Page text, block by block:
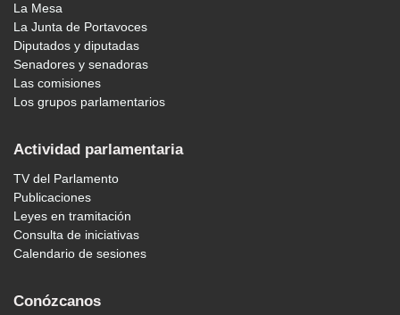
La Mesa
La Junta de Portavoces
Diputados y diputadas
Senadores y senadoras
Las comisiones
Los grupos parlamentarios
Actividad parlamentaria
TV del Parlamento
Publicaciones
Leyes en tramitación
Consulta de iniciativas
Calendario de sesiones
Conózcanos